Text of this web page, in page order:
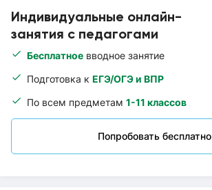
Индивидуальные онлайн-
занятия с педагогами
Бесплатное вводное занятие
Подготовка к ЕГЭ/ОГЭ и ВПР
По всем предметам 1-11 классов
Попробовать бесплатно